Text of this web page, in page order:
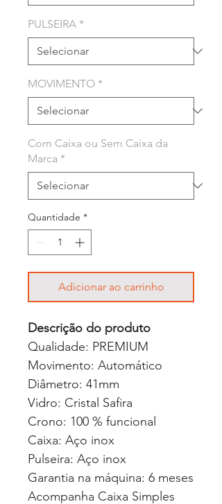
PULSEIRA *
MOVIMENTO *
Com Caixa ou Sem Caixa da
Marca *
Quantidade *
Adicionar ao carrinho
Descrição do produto
Qualidade: PREMIUM
Movimento: Automático
Diâmetro: 41mm
Vidro: Cristal Safira
Crono: 100 % funcional
Caixa: Aço inox
Pulseira: Aço inox
Garantia na máquina: 6 meses
Acompanha Caixa Simples